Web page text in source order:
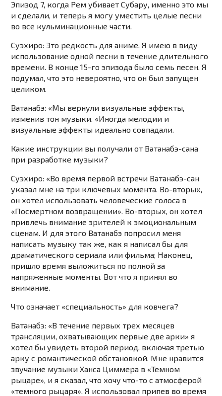
Эпизод 7, когда Рем убивает Субару, именно это мы
и сделали, и теперь я могу уместить целые песни
во все кульминационные части.
Суэхиро: Это редкость для аниме. Я имею в виду
использование одной песни в течение длительного
времени. В конце 15-го эпизода было семь песен. Я
подумал, что это невероятно, что он был запущен
целиком.
Ватанабэ: «Мы вернули визуальные эффекты,
изменив тон музыки. «Иногда мелодии и
визуальные эффекты идеально совпадали.
Какие инструкции вы получали от Ватанабэ-сана
при разработке музыки?
Суэхиро: «Во время первой встречи Ватанабэ-сан
указал мне на три ключевых момента. Во-вторых,
он хотел использовать человеческие голоса в
«Посмертном возвращении». Во-вторых, он хотел
привлечь внимание зрителей к эмоциональным
сценам. И для этого Ватанабэ попросил меня
написать музыку так же, как я написал бы для
драматического сериала или фильма; Наконец,
пришло время выложиться по полной за
напряженные моменты. Вот что я принял во
внимание.
Что означает «специальность» для ковчега?
Ватанабэ: «В течение первых трех месяцев
трансляции, охватывающих первые две арки» я
хотел бы увидеть второй период, включая третью
арку с романтической обстановкой. Мне нравится
звучание музыки Ханса Циммера в «Темном
рыцаре», и я сказал, что хочу что-то с атмосферой
«темного рыцаря». Я использовал припев во время